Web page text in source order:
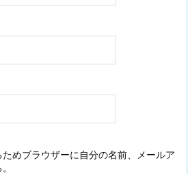
めブラウザーに自分の名前、メールア